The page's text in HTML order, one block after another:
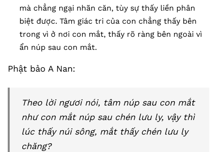
mà chẳng ngại nhãn căn, tùy sự thấy liền phân
biệt được. Tâm giác tri của con chẳng thấy bên
trong vì ở nơi con mắt, thấy rõ ràng bên ngoài vì
ẩn núp sau con mắt.
Phật bảo A Nan:
Theo lời ngươi nói, tâm núp sau con mắt
như con mắt núp sau chén lưu ly, vậy thì
lúc thấy núi sông, mắt thấy chén lưu ly
chăng?